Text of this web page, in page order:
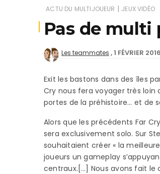
ACTU DU MULTIJOUEUR | JEUX VIDÉO
Pas de multi
Les teammates 1 FÉVRIER 2016
Exit les bastons dans des îles
Cry nous fera voyager très loin
portes de la préhistoire… et de
Alors que les précédents Far
sera exclusivement solo. Sur
souhaitaient créer « la
joueurs un gameplay
centraux.[…] Nous avons fait le